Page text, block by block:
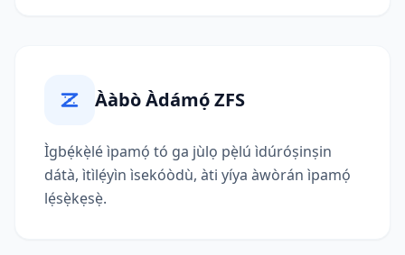
Ààbò Àdámọ́ ZFS
Ìgbẹ́kẹ̀lé ìpamọ́ tó ga jùlọ pẹ̀lú ìdúróṣinṣin
dátà, ìtìlẹ́yìn ìsekóòdù, àti yíya àwòrán ìpamọ́
lẹ́sẹ̀kẹsẹ̀.